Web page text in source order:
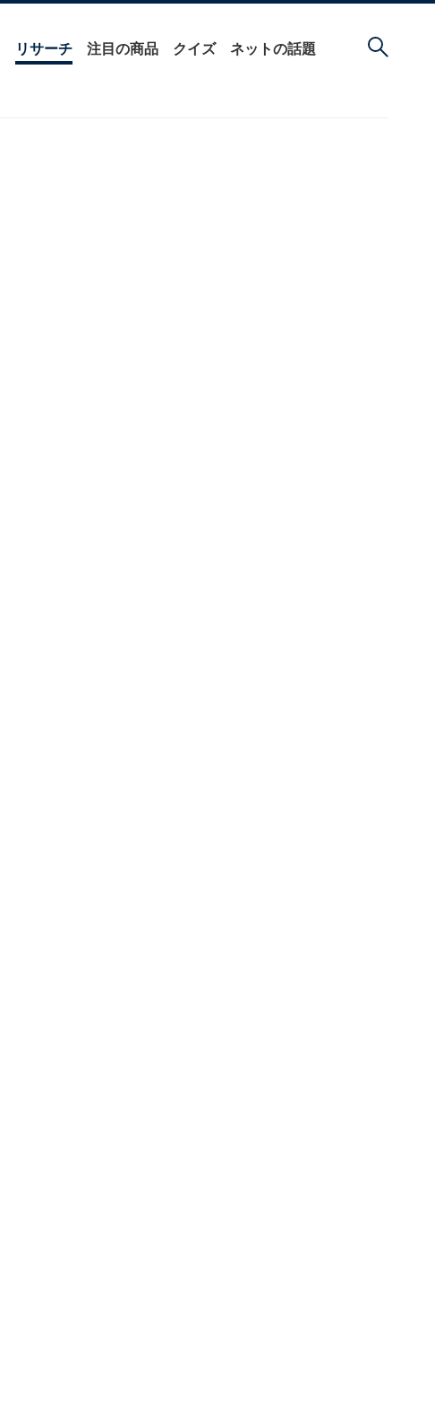
リサーチ 注目の商品 クイズ ネットの話題